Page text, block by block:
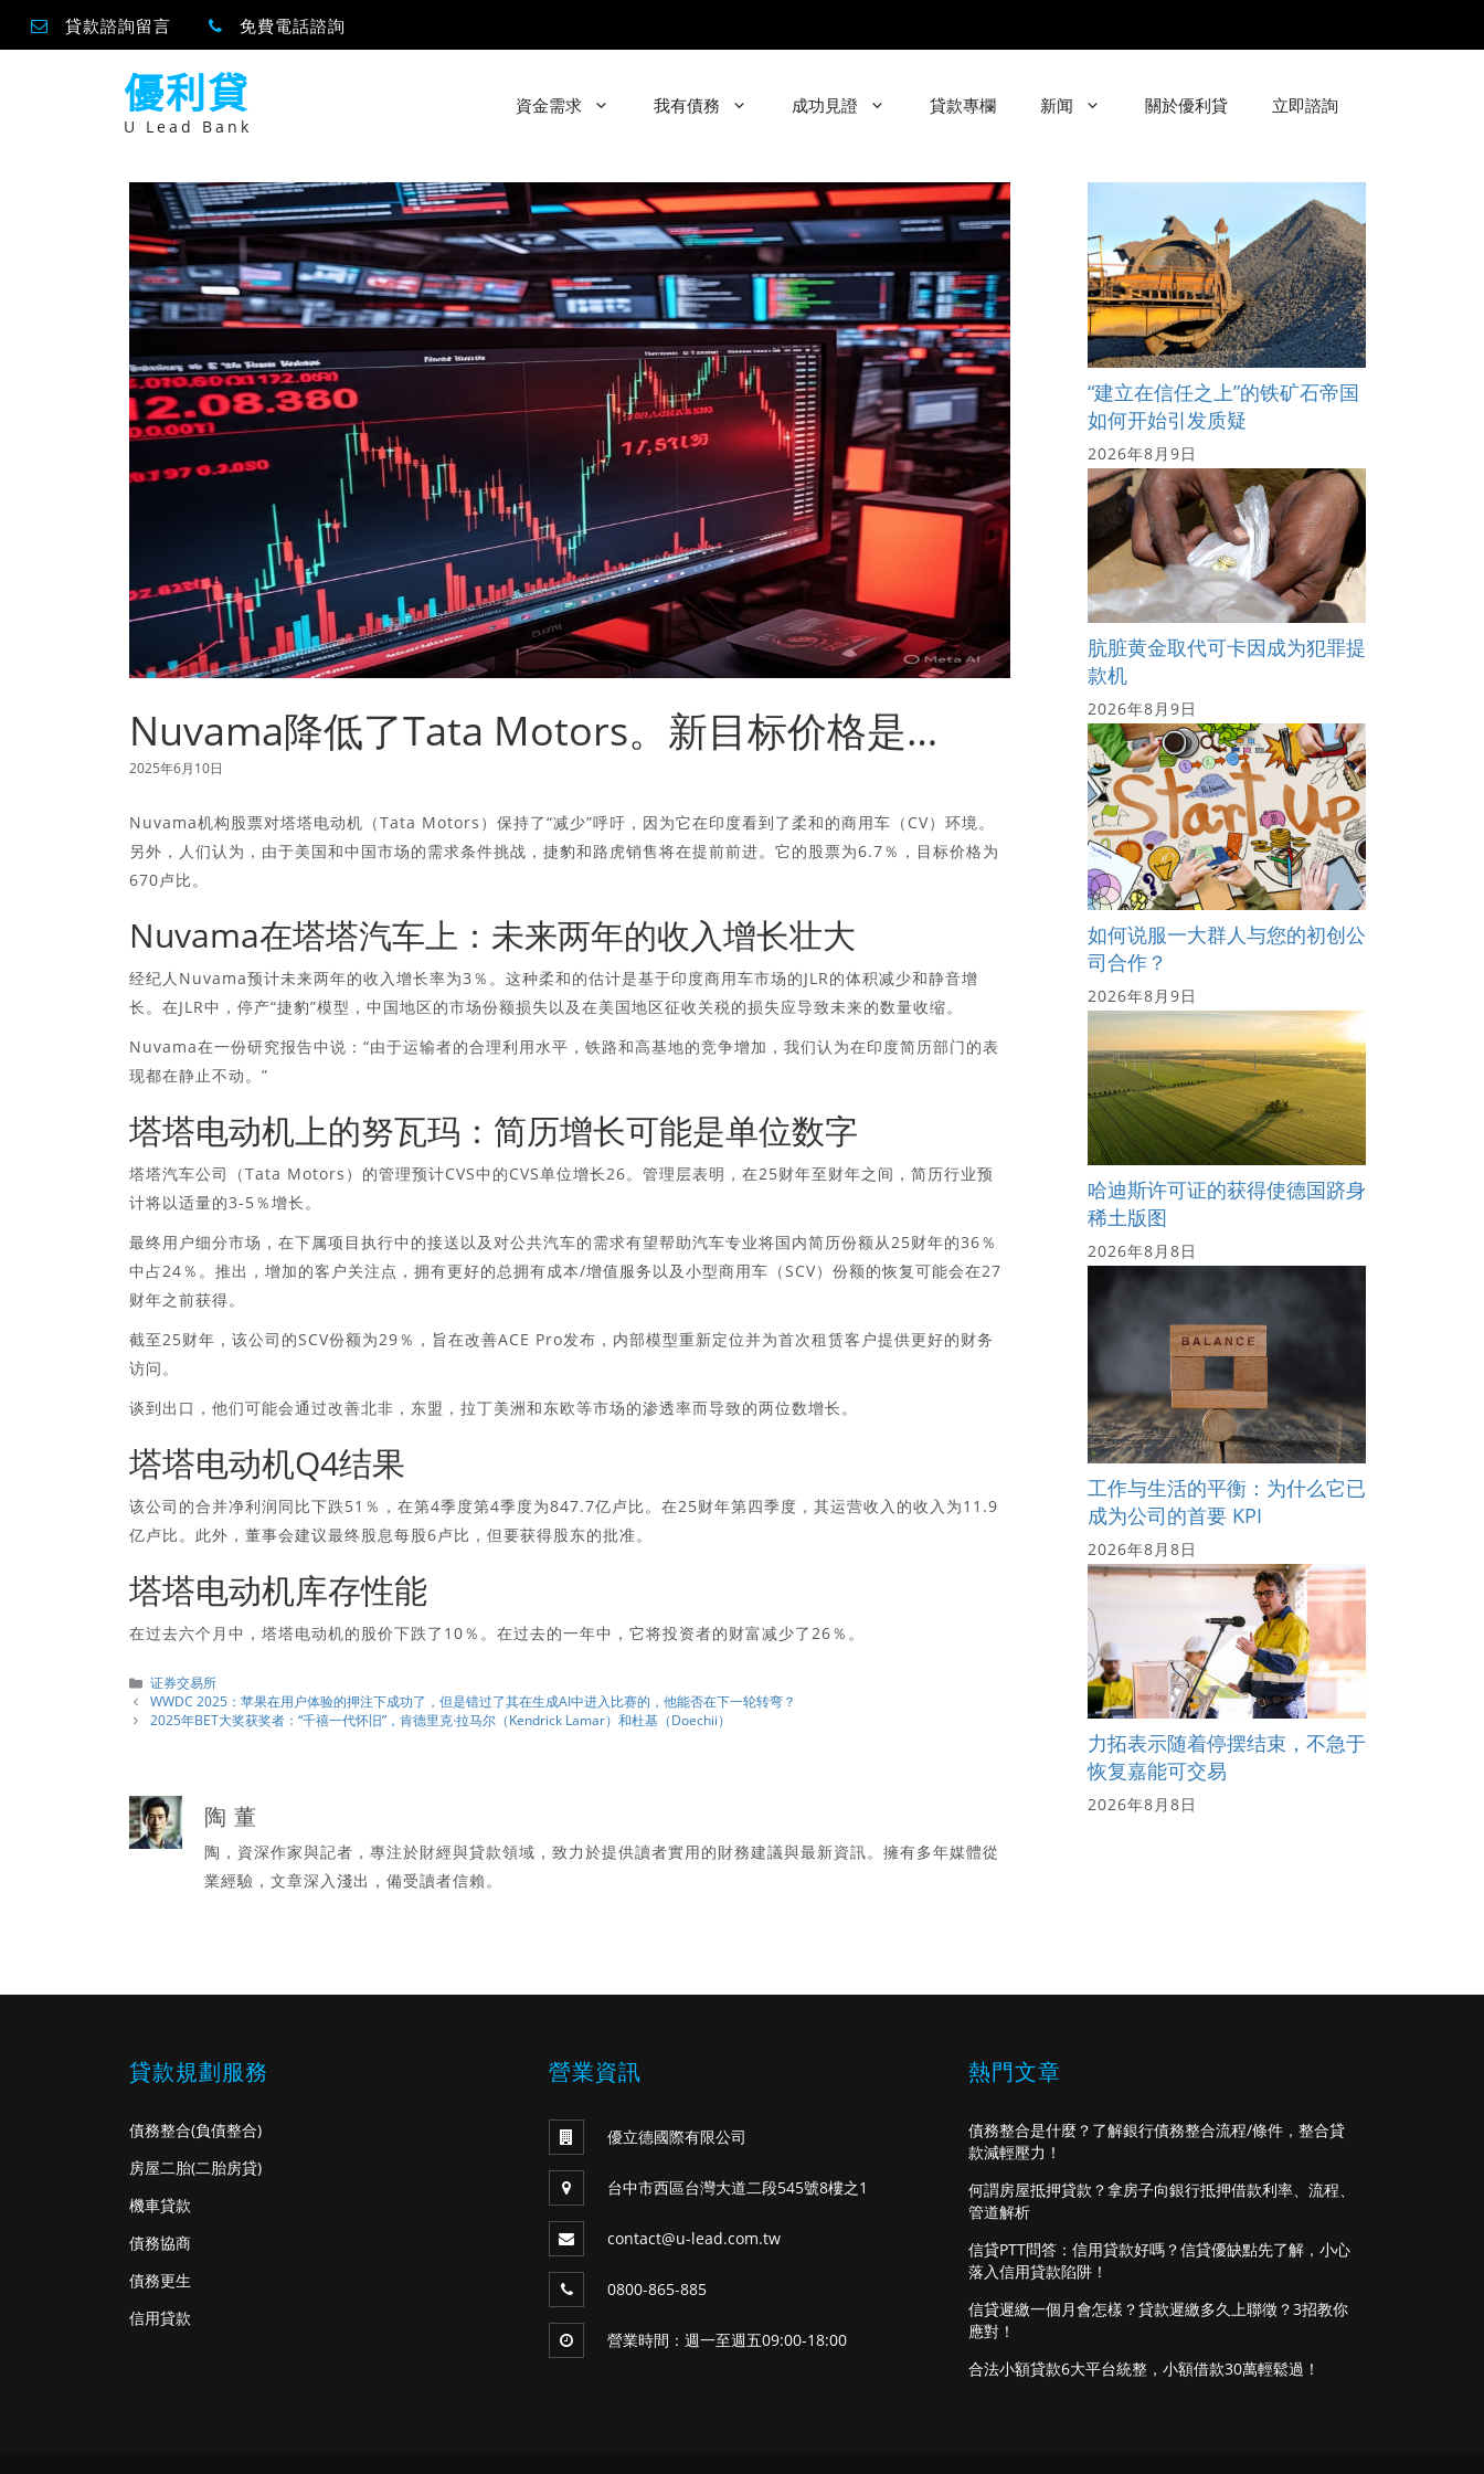
貸款諮詢留言 免費電話諮詢
優利貸
U Lead Bank
資金需求 我有債務 成功見證 貸款專欄 新闻 關於優利貸 立即諮詢
Nuvama降低了Tata Motors。新目标价格是…
2025年6月10日
Nuvama机构股票对塔塔电动机（Tata Motors）保持了“减少”呼吁，因为它在印度看到了柔和的商用车（CV）环境。
另外，人们认为，由于美国和中国市场的需求条件挑战，捷豹和路虎销售将在提前前进。它的股票为6.7％，目标价格为
670卢比。
Nuvama在塔塔汽车上：未来两年的收入增长壮大
经纪人Nuvama预计未来两年的收入增长率为3％。这种柔和的估计是基于印度商用车市场的JLR的体积减少和静音增
长。在JLR中，停产“捷豹”模型，中国地区的市场份额损失以及在美国地区征收关税的损失应导致未来的数量收缩。
Nuvama在一份研究报告中说：“由于运输者的合理利用水平，铁路和高基地的竞争增加，我们认为在印度简历部门的表
现都在静止不动。”
塔塔电动机上的努瓦玛：简历增长可能是单位数字
塔塔汽车公司（Tata Motors）的管理预计CVS中的CVS单位增长26。管理层表明，在25财年至财年之间，简历行业预
计将以适量的3-5％增长。
最终用户细分市场，在下属项目执行中的接送以及对公共汽车的需求有望帮助汽车专业将国内简历份额从25财年的36％
中占24％。推出，增加的客户关注点，拥有更好的总拥有成本/增值服务以及小型商用车（SCV）份额的恢复可能会在27
财年之前获得。
截至25财年，该公司的SCV份额为29％，旨在改善ACE Pro发布，内部模型重新定位并为首次租赁客户提供更好的财务
访问。
谈到出口，他们可能会通过改善北非，东盟，拉丁美洲和东欧等市场的渗透率而导致的两位数增长。
塔塔电动机Q4结果
该公司的合并净利润同比下跌51％，在第4季度第4季度为847.7亿卢比。在25财年第四季度，其运营收入的收入为11.9
亿卢比。此外，董事会建议最终股息每股6卢比，但要获得股东的批准。
塔塔电动机库存性能
在过去六个月中，塔塔电动机的股价下跌了10％。在过去的一年中，它将投资者的财富减少了26％。
分
類
证券交易所
WWDC 2025：苹果在用户体验的押注下成功了，但是错过了其在生成AI中进入比赛的，他能否在下一轮转弯？
2025年BET大奖获奖者：“千禧一代怀旧”，肯德里克·拉马尔（Kendrick Lamar）和杜基（Doechii）
陶 董
陶，資深作家與記者，專注於財經與貸款領域，致力於提供讀者實用的財務建議與最新資訊。擁有多年媒體從
業經驗，文章深入淺出，備受讀者信賴。
“建立在信任之上”的铁矿石帝国
如何开始引发质疑
2026年8月9日
肮脏黄金取代可卡因成为犯罪提
款机
2026年8月9日
如何说服一大群人与您的初创公
司合作？
2026年8月9日
哈迪斯许可证的获得使德国跻身
稀土版图
2026年8月8日
工作与生活的平衡：为什么它已
成为公司的首要 KPI
2026年8月8日
力拓表示随着停摆结束，不急于
恢复嘉能可交易
2026年8月8日
貸款規劃服務
債務整合(負債整合)
房屋二胎(二胎房貸)
機車貸款
債務協商
債務更生
信用貸款
營業資訊
優立德國際有限公司
台中市西區台灣大道二段545號8樓之1
contact@u-lead.com.tw
0800-865-885
營業時間：週一至週五09:00-18:00
熱門文章
債務整合是什麼？了解銀行債務整合流程/條件，整合貸
款減輕壓力！
何謂房屋抵押貸款？拿房子向銀行抵押借款利率、流程、
管道解析
信貸PTT問答：信用貸款好嗎？信貸優缺點先了解，小心
落入信用貸款陷阱！
信貸遲繳一個月會怎樣？貸款遲繳多久上聯徵？3招教你
應對！
合法小額貸款6大平台統整，小額借款30萬輕鬆過！